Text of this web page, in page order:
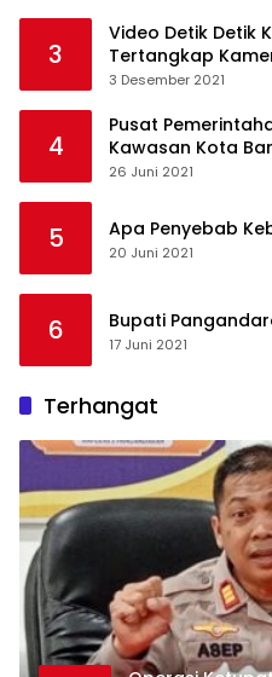
3
Video Detik Detik
Tertangkap
3 Desember 2021
4
Pusat
Kawasan Kota
26 Juni 2021
5 Apa Penyebab
20 Juni 2021
6 Bupati
17 Juni 2021
Terhangat